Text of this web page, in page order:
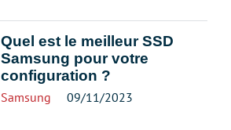
Quel est le meilleur SSD
Samsung pour votre
configuration ?
Samsung 09/11/2023